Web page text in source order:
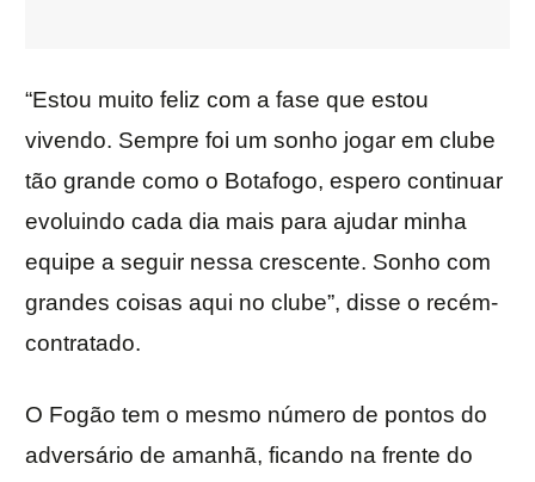
“Estou muito feliz com a fase que estou
vivendo. Sempre foi um sonho jogar em clube
tão grande como o Botafogo, espero continuar
evoluindo cada dia mais para ajudar minha
equipe a seguir nessa crescente. Sonho com
grandes coisas aqui no clube”, disse o recém-
contratado.
O Fogão tem o mesmo número de pontos do
adversário de amanhã, ficando na frente do